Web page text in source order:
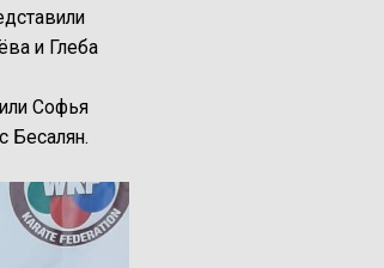
и Глеба
Софья
Бесалян.